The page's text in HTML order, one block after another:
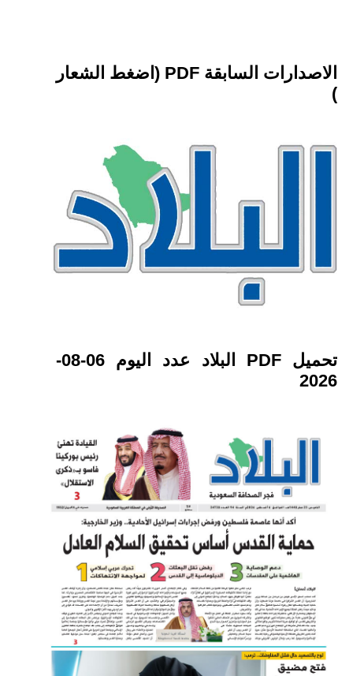
الاصدارات السابقة PDF (اضغط الشعار
)
تحميل PDF البلاد عدد اليوم 06-08-
2026